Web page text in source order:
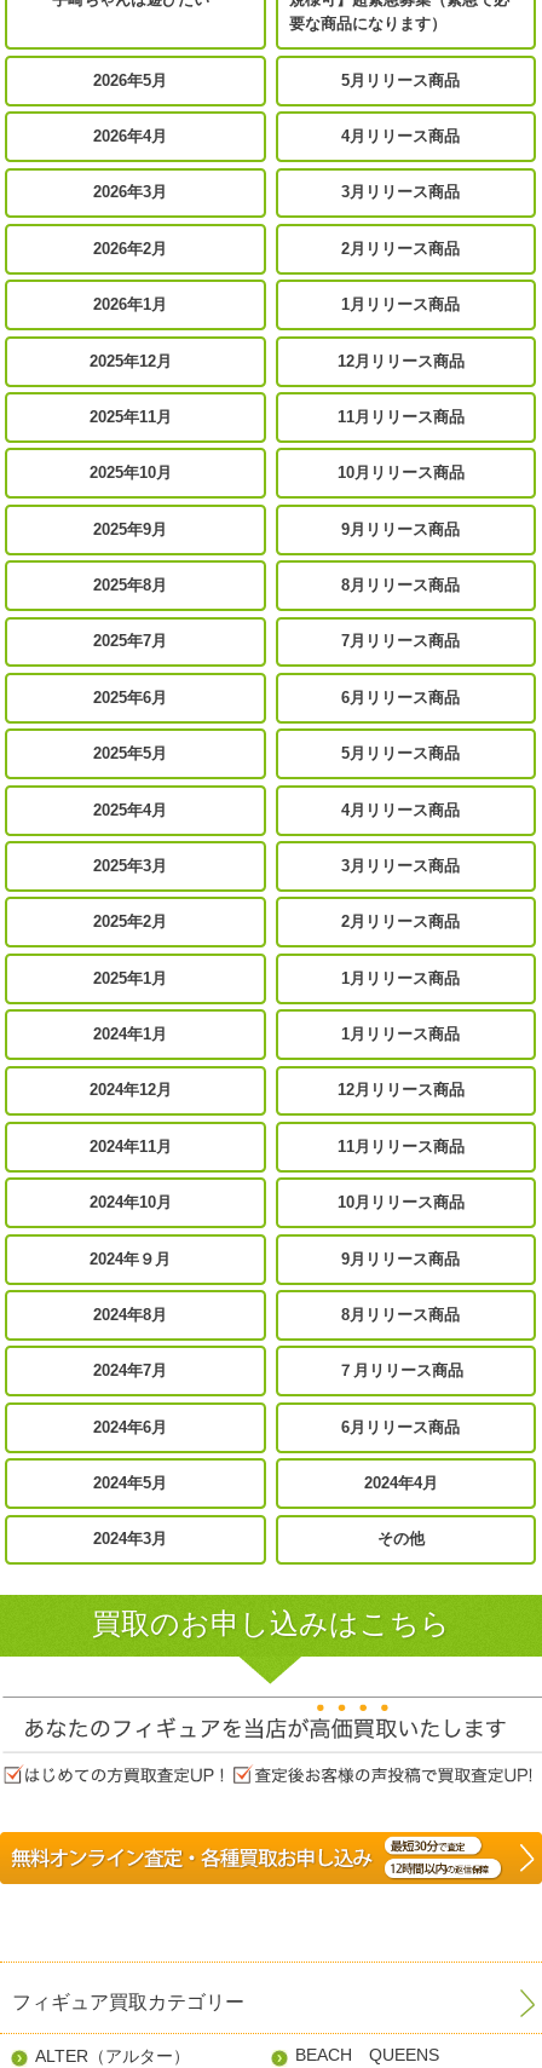
要な商品になります）
2026年5月 5月リリース商品
2026年4月 4月リリース商品
2026年3月 3月リリース商品
2026年2月 2月リリース商品
2026年1月 1月リリース商品
2025年12月 12月リリース商品
2025年11月 11月リリース商品
2025年10月 10月リリース商品
2025年9月 9月リリース商品
2025年8月 8月リリース商品
2025年7月 7月リリース商品
2025年6月 6月リリース商品
2025年5月 5月リリース商品
2025年4月 4月リリース商品
2025年3月 3月リリース商品
2025年2月 2月リリース商品
2025年1月 1月リリース商品
2024年1月 1月リリース商品
2024年12月 12月リリース商品
2024年11月 11月リリース商品
2024年10月 10月リリース商品
2024年９月 9月リリース商品
2024年8月 8月リリース商品
2024年7月 ７月リリース商品
2024年6月 6月リリース商品
2024年5月 2024年4月
2024年3月 その他
買取のお申し込みはこちら
フィギュア買取カテゴリー
ALTER（アルター） BEACH QUEENS